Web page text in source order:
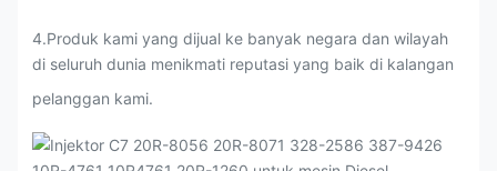
4.Produk kami yang dijual ke banyak negara dan wilayah
di seluruh dunia menikmati reputasi yang baik di kalangan
pelanggan kami.